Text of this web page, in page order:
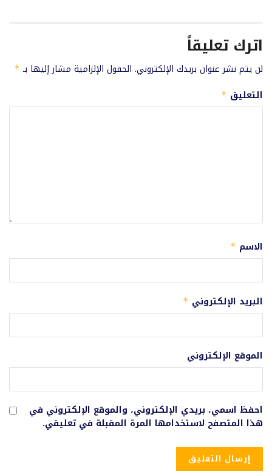
اترك تعليقاً
لن يتم نشر عنوان بريدك الإلكتروني. الحقول الإلزامية مشار إليها بـ *
التعليق *
الاسم *
البريد الإلكتروني *
الموقع الإلكتروني
احفظ اسمي، بريدي الإلكتروني، والموقع الإلكتروني في
هذا المتصفح لاستخدامها المرة المقبلة في تعليقي.